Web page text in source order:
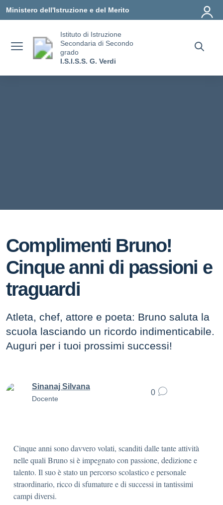
Ministero dell'Istruzione e del Merito
Istituto di Istruzione
Secondaria di Secondo
grado
I.S.I.S.S. G. Verdi
Complimenti Bruno!
Cinque anni di passioni e
traguardi
Atleta, chef, attore e poeta: Bruno saluta la
scuola lasciando un ricordo indimenticabile.
Auguri per i tuoi prossimi successi!
Sinanaj Silvana
Docente
0
Cinque anni sono davvero volati, scanditi dalle tante attività
nelle quali Bruno si è impegnato con passione, dedizione e
talento. Il suo è stato un percorso scolastico e personale
straordinario, ricco di sfumature e di successi in tantissimi
campi diversi.